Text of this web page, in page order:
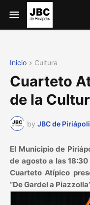
Inicio Cultura
Cuarteto
de la
by JBC de
El Municipio de
de agosto a las
Cuarteto Atípico
“De Gardel a